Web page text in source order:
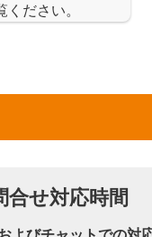
ださい。
合せ対応時間